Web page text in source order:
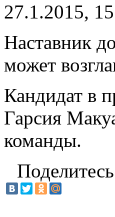
27.1.2015,
Наставник
может
Кандидат в
Гарсия
команды.